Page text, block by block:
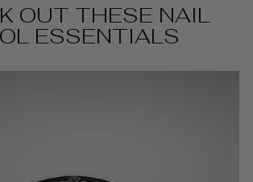
OUT THESE NAIL
ESSENTIALS